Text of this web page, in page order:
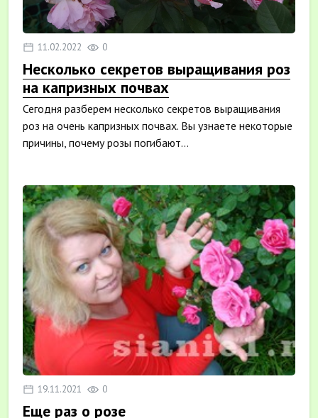
11.02.2022 0
Несколько секретов выращивания роз
на капризных почвах
Сегодня разберем несколько секретов выращивания
роз на очень капризных почвах. Вы узнаете некоторые
причины, почему розы погибают...
19.11.2021 0
Еще раз о розе